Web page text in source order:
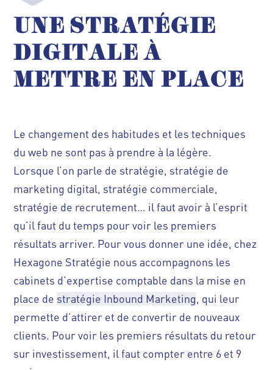
UNE STRATÉGIE
DIGITALE À
METTRE EN PLACE
Le changement des habitudes et les techniques
du web ne sont pas à prendre à la légère.
Lorsque l’on parle de stratégie, stratégie de
marketing digital, stratégie commerciale,
stratégie de recrutement… il faut avoir à l’esprit
qu’il faut du temps pour voir les premiers
résultats arriver. Pour vous donner une idée, chez
Hexagone Stratégie nous accompagnons les
cabinets d’expertise comptable dans la mise en
place de stratégie Inbound Marketing, qui leur
permette d’attirer et de convertir de nouveaux
clients. Pour voir les premiers résultats du retour
sur investissement, il faut compter entre 6 et 9